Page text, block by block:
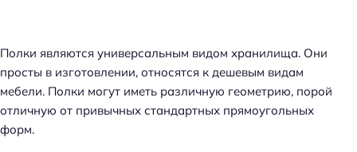
р
а
Полки являются универсальным видом хранилища. Они
просты в изготовлении, относятся к дешевым видам
мебели. Полки могут иметь различную геометрию, порой
отличную от привычных стандартных прямоугольных
форм.